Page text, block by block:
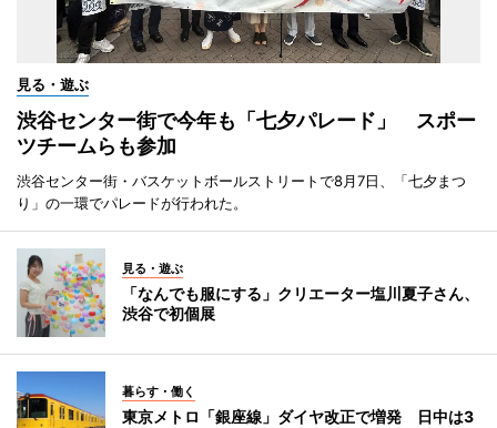
見る・遊ぶ
渋谷センター街で今年も「七夕パレード」 スポー
ツチームらも参加
渋谷センター街・バスケットボールストリートで8月7日、「七夕まつ
り」の一環でパレードが行われた。
見る・遊ぶ
「なんでも服にする」クリエーター塩川夏子さん、
渋谷で初個展
暮らす・働く
東京メトロ「銀座線」ダイヤ改正で増発 日中は3